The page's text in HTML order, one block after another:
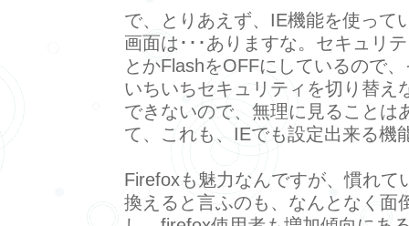
で、とりあえず、IE機能を使って
画面は･･･ありますな。セキュリ
とかFlashをOFFにしているので
いちいちセキュリティを切り替え
できないので、無理に見ることは
て、これも、IEでも設定出来る機
Firefoxも魅力なんですが、慣れて
換えると言ふのも、なんとなく面